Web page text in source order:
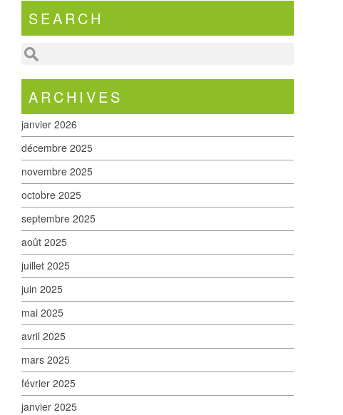
SEARCH
ARCHIVES
janvier 2026
décembre 2025
novembre 2025
octobre 2025
septembre 2025
août 2025
juillet 2025
juin 2025
mai 2025
avril 2025
mars 2025
février 2025
janvier 2025